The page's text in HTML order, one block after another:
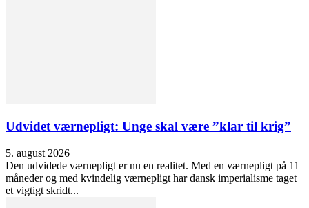
Udvidet værnepligt: Unge skal være ”klar til krig”
5. august 2026
Den udvidede værnepligt er nu en realitet. Med en værnepligt på 11
måneder og med kvindelig værnepligt har dansk imperialisme taget
et vigtigt skridt...